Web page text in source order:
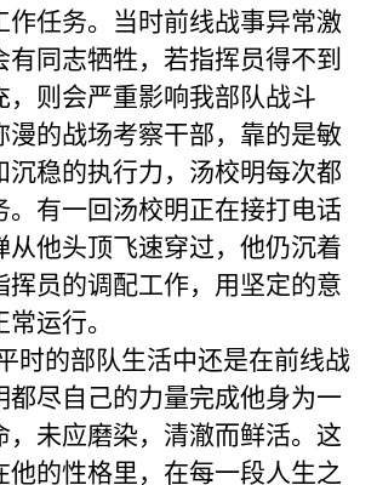
作任务。当时前线战事异常激
有同志牺牲，若指挥员得不到
，则会严重影响我部队战斗
漫的战场考察干部，靠的是敏
沉稳的执行力，汤校明每次都
。有一回汤校明正在接打电话
从他头顶飞速穿过，他仍沉着
挥员的调配工作，用坚定的意
运行。
时的部队生活中还是在前线战
都尽自己的力量完成他身为一
，未应磨染，清澈而鲜活。这
他的性格里，在每一段人生之